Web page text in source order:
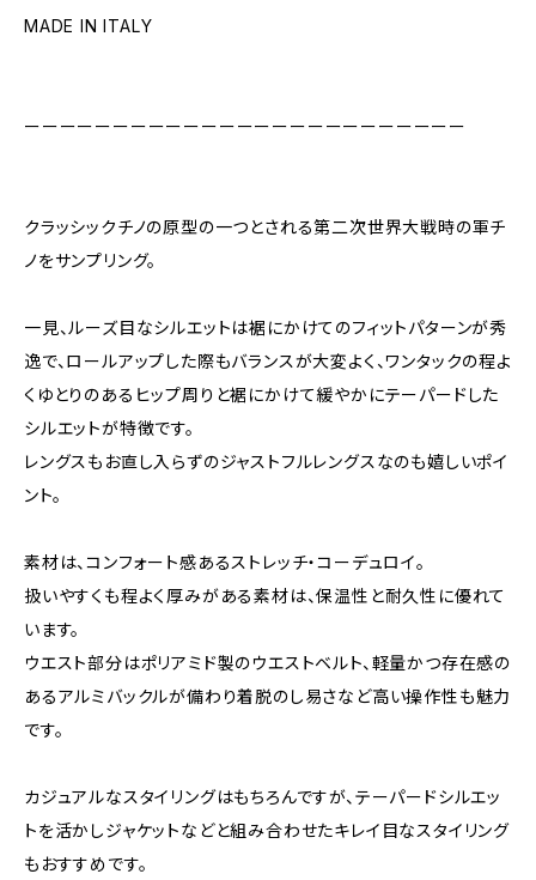
MADE IN ITALY
ーーーーーーーーーーーーーーーーーーーーーーーーー
クラッシックチノの原型の⼀つとされる第⼆次世界⼤戦時の軍チ
ノをサンプリング。
⼀⾒、ルーズ⽬なシルエットは裾にかけてのフィットパターンが秀
逸で、ロールアップした際もバランスが⼤変よく、ワンタックの程よ
くゆとりのあるヒップ周りと裾にかけて緩やかにテーパードした
シルエットが特徴です。
レングスもお直し⼊らずのジャストフルレングスなのも嬉しいポイ
ント。
素材は、コンフォート感あるストレッチ・コーデュロイ。
扱いやすくも程よく厚みがある素材は、保温性と耐久性に優れて
います。
ウエスト部分はポリアミド製のウエストベルト、軽量かつ存在感の
あるアルミバックルが備わり着脱のし易さなど高い操作性も魅力
です。
カジュアルなスタイリングはもちろんですが、テーパードシルエッ
トを活かしジャケットなどと組み合わせたキレイ目なスタイリング
もおすすめです。